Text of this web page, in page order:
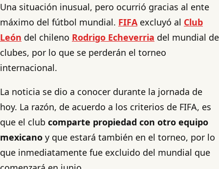
Una situación inusual, pero ocurrió gracias al ente
máximo del fútbol mundial. FIFAexcluyó al Club
León del chileno Rodrigo Echeverria del mundial de
clubes, por lo que se perderán el torneo
internacional.
La noticia se dio a conocer durante la jornada de
hoy. La razón, de acuerdo a los criterios de FIFA, es
que el club comparte propiedad con otro equipo
mexicano y que estará también en el torneo, por lo
que inmediatamente fue excluido del mundial que